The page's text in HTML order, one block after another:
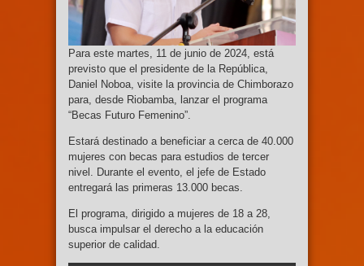
Para este martes, 11 de junio de 2024, está
previsto que el presidente de la República,
Daniel Noboa, visite la provincia de Chimborazo
para, desde Riobamba, lanzar el programa
“Becas Futuro Femenino”.
Estará destinado a beneficiar a cerca de 40.000
mujeres con becas para estudios de tercer
nivel. Durante el evento, el jefe de Estado
entregará las primeras 13.000 becas.
El programa, dirigido a mujeres de 18 a 28,
busca impulsar el derecho a la educación
superior de calidad.